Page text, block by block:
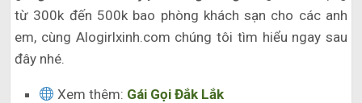
từ 300k đến 500k bao phòng khách sạn cho các anh
em, cùng Alogirlxinh.com chúng tôi tìm hiểu ngay sau
đây nhé.
Xem thêm: Gái Gọi Đắk Lắk